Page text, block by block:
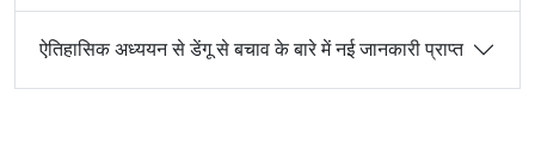
ऐतिहासिक अध्ययन से डेंगू से बचाव के बारे में नई जानकारी प्राप्त